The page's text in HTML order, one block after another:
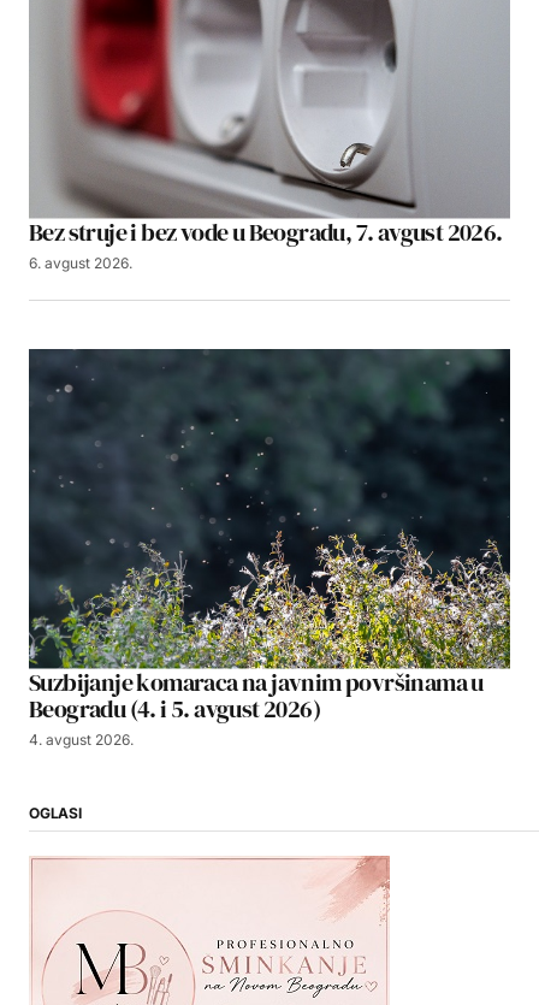
Bez struje i bez vode u Beogradu, 7. avgust 2026.
6. avgust 2026.
Suzbijanje komaraca na javnim površinama u
Beogradu (4. i 5. avgust 2026)
4. avgust 2026.
OGLASI